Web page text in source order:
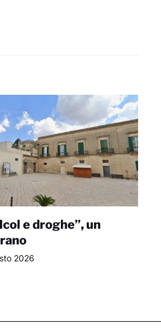
e droghe”, un
2026